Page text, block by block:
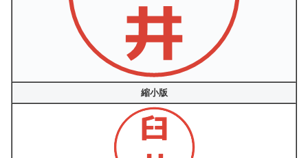
縮小版